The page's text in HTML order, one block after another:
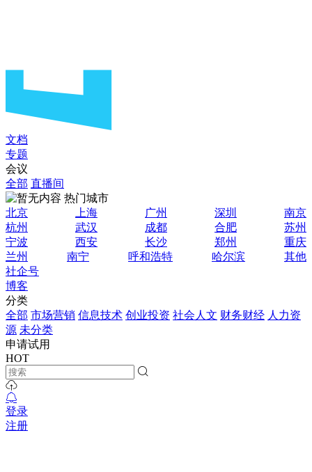
文档
专题
会议
全部 直播间
热门城市
北京
上海 广州 深圳
南京
杭州
武汉 成都 合肥
苏州
宁波
西安 长沙 郑州
重庆
兰州
南宁 呼和浩特 哈尔滨
其他
社企号
博客
分类
全部 市场营销 信息技术 创业投资 社会人文 财务财经 人力资
源 未分类
申请试用
HOT
登录
注册